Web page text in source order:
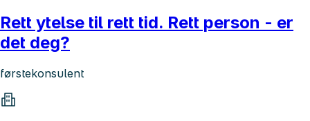
Rett ytelse til rett tid. Rett person - er
det deg?
førstekonsulent